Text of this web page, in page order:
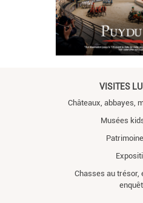
VISITES
Châteaux, abbayes,
Musées
Chasses au trésor,